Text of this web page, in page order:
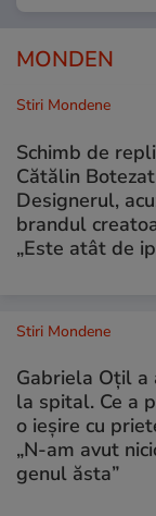
MONDEN
Stiri Mondene
Schimb de
Cătălin
Designerul,
brandul
„Este atât de
Stiri Mondene
Gabriela Oțil a
la spital. Ce a
o ieșire cu
„N-am avut
genul ăsta”